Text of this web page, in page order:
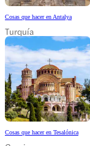
Cosas que hacer en Antalya
Turquía
Cosas que hacer en Tesalónica